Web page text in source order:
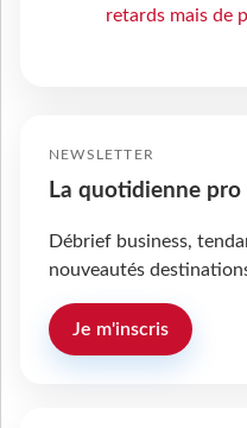
retards mais de
NEWSLETTER
La quotidienne pro
Débrief business,
nouveautés
Je m'inscris